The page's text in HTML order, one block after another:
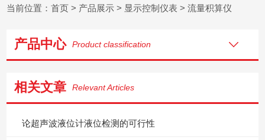
当前位置：首页 > 产品展示 > 显示控制仪表 >流量积算仪
产品中心 Product classification
相关文章 Relevant Articles
论超声波液位计液位检测的可行性